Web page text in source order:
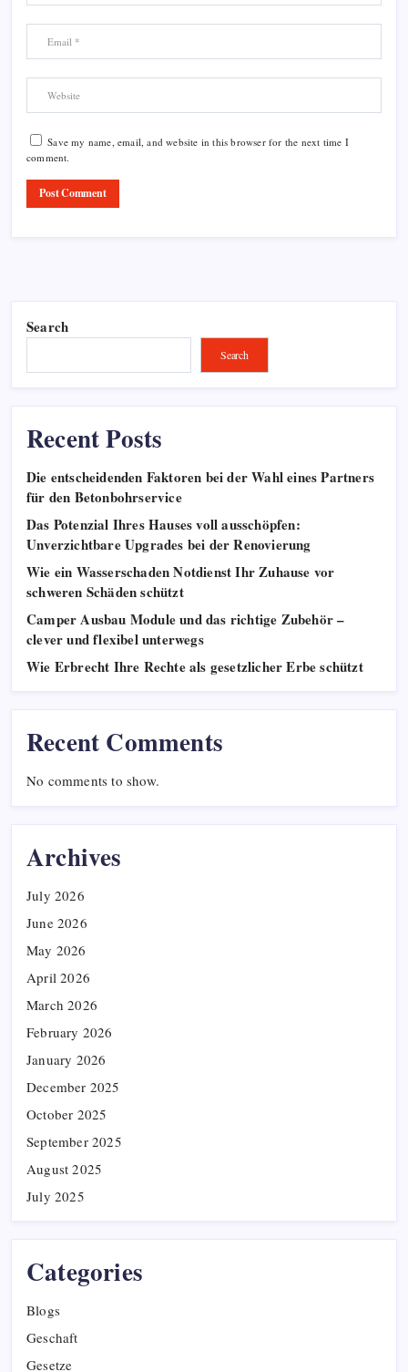
Save my name, email, and website in this browser for the next time I
comment.
Search
Search
Recent Posts
Die entscheidenden Faktoren bei der Wahl eines Partners
für den Betonbohrservice
Das Potenzial Ihres Hauses voll ausschöpfen:
Unverzichtbare Upgrades bei der Renovierung
Wie ein Wasserschaden Notdienst Ihr Zuhause vor
schweren Schäden schützt
Camper Ausbau Module und das richtige Zubehör –
clever und flexibel unterwegs
Wie Erbrecht Ihre Rechte als gesetzlicher Erbe schützt
Recent Comments
No comments to show.
Archives
July 2026
June 2026
May 2026
April 2026
March 2026
February 2026
January 2026
December 2025
October 2025
September 2025
August 2025
July 2025
Categories
Blogs
Geschaft
Gesetze